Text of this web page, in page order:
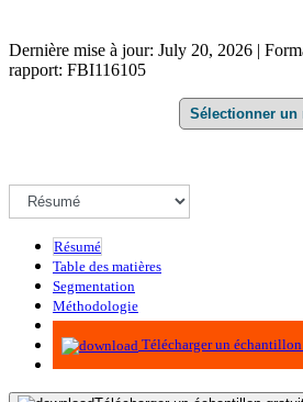
Dernière mise à jour: July 20, 2026 |
rapport: FBI116105
Résumé
Table des matières
Segmentation
Méthodologie
Infographie
Télécharger un